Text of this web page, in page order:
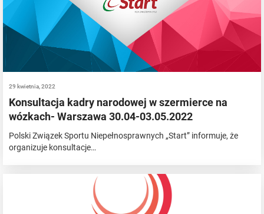
29 kwietnia, 2022
Konsultacja kadry narodowej w szermierce na
wózkach- Warszawa 30.04-03.05.2022
Polski Związek Sportu Niepełnosprawnych „Start” informuje, że
organizuje konsultacje…